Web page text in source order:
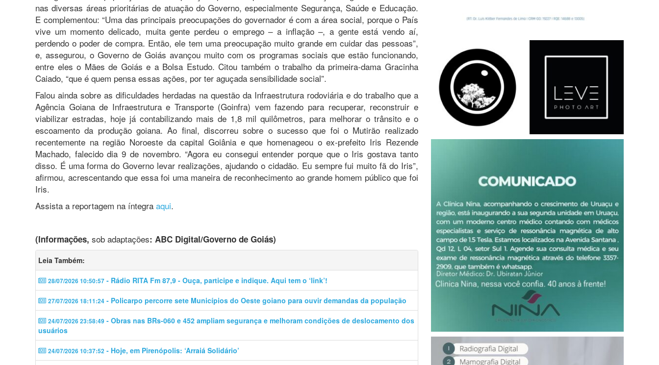
nas diversas áreas prioritárias de atuação do Governo, especialmente Segurança, Saúde e Educação.
E complementou: “Uma das principais preocupações do governador é com a área social, porque o País
vive um momento delicado, muita gente perdeu o emprego – a inflação –, a gente está vendo aí,
perdendo o poder de compra. Então, ele tem uma preocupação muito grande em cuidar das pessoas”,
e, assegurou, o Governo de Goiás avançou muito com os programas sociais que estão funcionando,
entre eles o Mães de Goiás e a Bolsa Estudo. Citou também o trabalho da primeira-dama Gracinha
Caiado, “que é quem pensa essas ações, por ter aguçada sensibilidade social”.
Falou ainda sobre as dificuldades herdadas na questão da Infraestrutura rodoviária e do trabalho que a
Agência Goiana de Infraestrutura e Transporte (Goinfra) vem fazendo para recuperar, reconstruir e
viabilizar estradas, hoje já contabilizando mais de 1,8 mil quilômetros, para melhorar o trânsito e o
escoamento da produção goiana. Ao final, discorreu sobre o sucesso que foi o Mutirão realizado
recentemente na região Noroeste da capital Goiânia e que homenageou o ex-prefeito Iris Rezende
Machado, falecido dia 9 de novembro. “Agora eu consegui entender porque que o Iris gostava tanto
disso. É uma forma do Governo levar realizações, ajudando o cidadão. Eu sempre fui muito fã do Iris”,
afirmou, acrescentando que essa foi uma maneira de reconhecimento ao grande homem público que foi
Iris.
Assista a reportagem na íntegra aqui.
(Informações, sob adaptações: ABC Digital/Governo de Goiás)
Leia Também:
28/07/2026 10:50:57 - Rádio RITA Fm 87,9 - Ouça, participe e indique. Aqui tem o ‘link’!
27/07/2026 18:11:24 - Policarpo percorre sete Municípios do Oeste goiano para ouvir demandas da população
24/07/2026 23:58:49 - Obras nas BRs-060 e 452 ampliam segurança e melhoram condições de deslocamento dos
usuários
24/07/2026 10:37:52 - Hoje, em Pirenópolis: ‘Arraiá Solidário’